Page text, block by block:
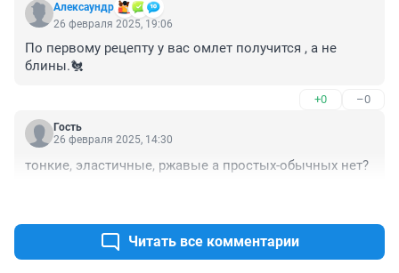
Алексаyндр
26 февраля 2025, 19:06
По первому рецепту у вас омлет получится , а не
блины.🐔
+0 –0
Гость
26 февраля 2025, 14:30
тонкие, эластичные, ржавые а простых-обычных нет?
Читать все комментарии